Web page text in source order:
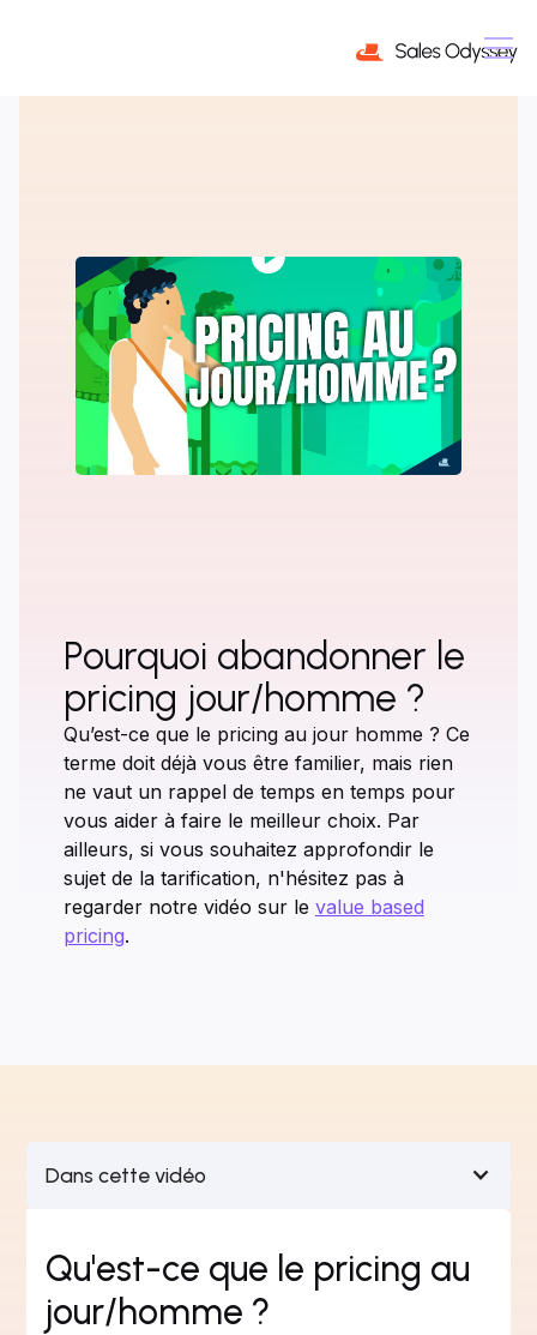
Pourquoi abandonner le
pricing jour/homme ?
Qu’est-ce que le pricing au jour homme ? Ce
terme doit déjà vous être familier, mais rien
ne vaut un rappel de temps en temps pour
vous aider à faire le meilleur choix. Par
ailleurs, si vous souhaitez approfondir le
sujet de la tarification, n'hésitez pas à
regarder notre vidéo sur le value based
pricing.
Dans cette vidéo
Qu'est-ce que le pricing au
jour/homme ?